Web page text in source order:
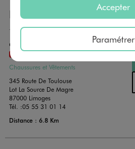
NOS AUTRES MAGASINS
GEMO LIMOGES - SUD
Chaussures et Vêtements
345 Route De Toulouse
Lot La Source De Magre
87000 Limoges
Tél. :05 55 31 01 14
Distance : 6.8 Km
Accepter
Paramétrer